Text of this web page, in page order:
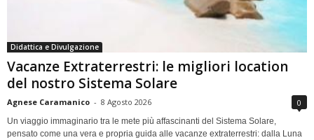
Didattica e Divulgazione
Vacanze Extraterrestri: le migliori location
del nostro Sistema Solare
Agnese Caramanico - 8 Agosto 2026 0
Un viaggio immaginario tra le mete più affascinanti del Sistema Solare,
pensato come una vera e propria guida alle vacanze extraterrestri: dalla Luna